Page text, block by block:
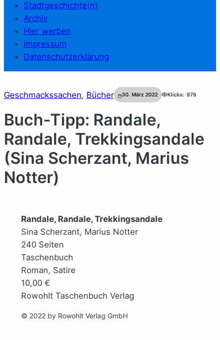
Stadtgeschichte(n)
Archiv
Hier werben
Impressum
Datenschutzerklärung
Geschmackssachen, Bücher 30. März 2022 Klicks: 978
Buch-Tipp: Randale,
Randale, Trekkingsandale
(Sina Scherzant, Marius
Notter)
Randale, Randale, Trekkingsandale
Sina Scherzant, Marius Notter
240 Seiten
Taschenbuch
Roman, Satire
10,00 €
Rowohlt Taschenbuch Verlag
© 2022 by Rowohlt Verlag GmbH